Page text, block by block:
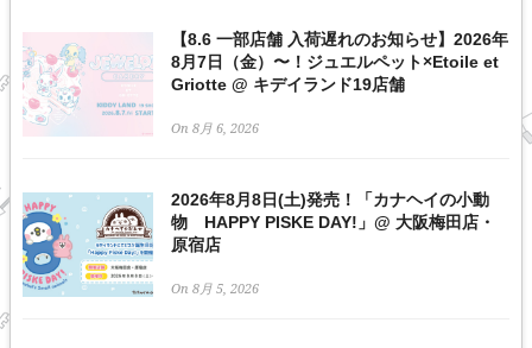
【8.6 一部店舗 入荷遅れのお知らせ】2026年
8月7日（金）〜！ジュエルペット×Etoile et
Griotte @ キデイランド19店舗
On 8月 6, 2026
2026年8月8日(土)発売！「カナヘイの小動
物 HAPPY PISKE DAY!」@ 大阪梅田店・
原宿店
On 8月 5, 2026